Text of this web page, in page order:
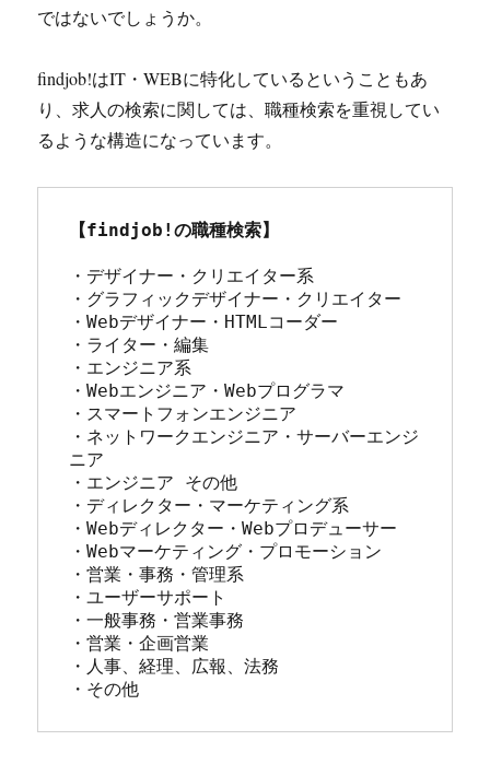
ではないでしょうか。
findjob!はIT・WEBに特化しているということもあ
り、求人の検索に関しては、職種検索を重視してい
るような構造になっています。
【findjob!の職種検索】
・デザイナー・クリエイター系
・グラフィックデザイナー・クリエイター
・Webデザイナー・HTMLコーダー
・ライター・編集
・エンジニア系
・Webエンジニア・Webプログラマ
・スマートフォンエンジニア
・ネットワークエンジニア・サーバーエンジ
ニア
・エンジニア その他
・ディレクター・マーケティング系
・Webディレクター・Webプロデューサー
・Webマーケティング・プロモーション
・営業・事務・管理系
・ユーザーサポート
・一般事務・営業事務
・営業・企画営業
・人事、経理、広報、法務
・その他